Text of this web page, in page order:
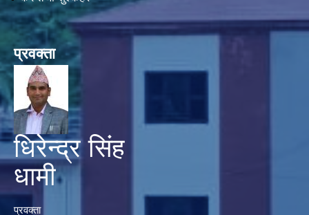
प्रवक्ता
धिरेन्द्र सिंह
धामी
प्रवक्ता